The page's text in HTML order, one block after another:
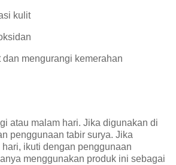
kulit
dan mengurangi kemerahan
atau malam hari. Jika digunakan di
penggunaan tabir surya. Jika
ikuti dengan penggunaan
menggunakan produk ini sebagai